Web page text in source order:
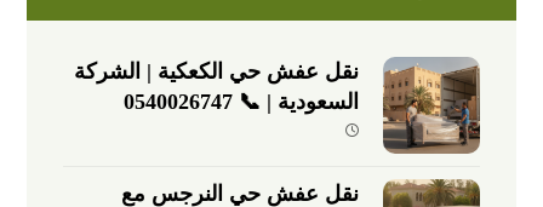
نقل عفش حي الكعكية | الشركة
السعودية | 📞 0540026747
نقل عفش حي النرجس مع